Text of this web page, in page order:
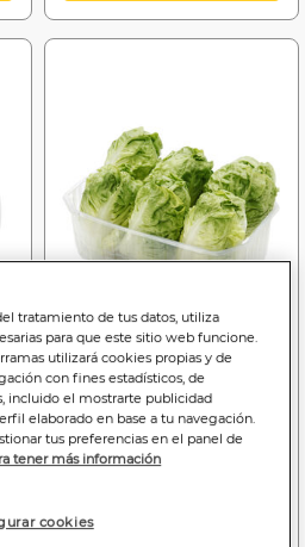
from
2 ,59€
7,40€/kilo
Corazón de lechuga
tratamiento de tus datos, utiliza
para que este sitio web funcione.
utilizará cookies propias y de
con fines estadísticos, de
incluido el mostrarte publicidad
elaborado en base a tu navegación.
tus preferencias en el panel de
tener más información
cookies